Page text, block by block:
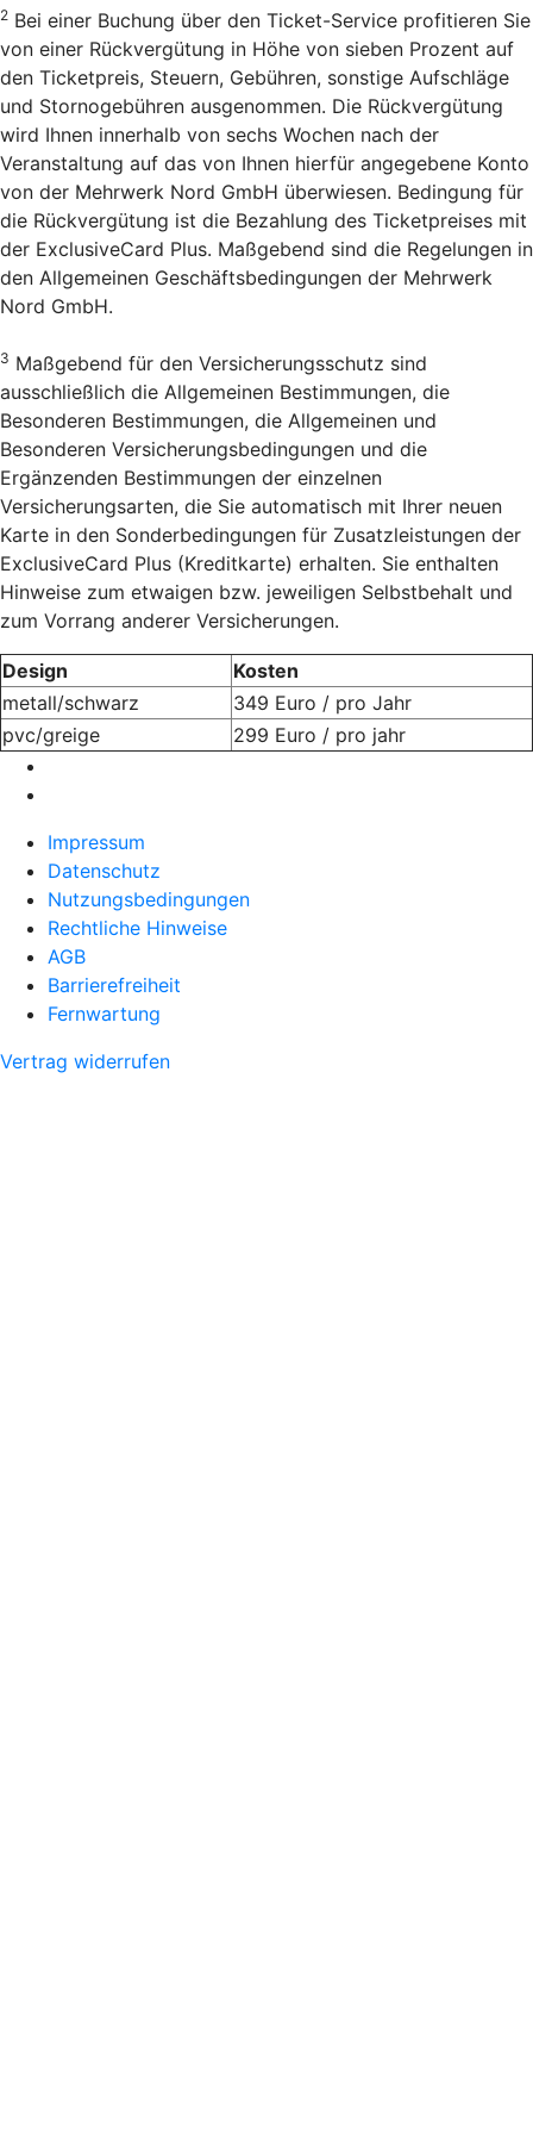
2 Bei einer Buchung über den Ticket-Service profitieren Sie
von einer Rückvergütung in Höhe von sieben Prozent auf
den Ticketpreis, Steuern, Gebühren, sonstige Aufschläge
und Stornogebühren ausgenommen. Die Rückvergütung
wird Ihnen innerhalb von sechs Wochen nach der
Veranstaltung auf das von Ihnen hierfür angegebene Konto
von der Mehrwerk Nord GmbH überwiesen. Bedingung für
die Rückvergütung ist die Bezahlung des Ticketpreises mit
der ExclusiveCard Plus. Maßgebend sind die Regelungen in
den Allgemeinen Geschäftsbedingungen der Mehrwerk
Nord GmbH.
3 Maßgebend für den Versicherungsschutz sind
ausschließlich die Allgemeinen Bestimmungen, die
Besonderen Bestimmungen, die Allgemeinen und
Besonderen Versicherungsbedingungen und die
Ergänzenden Bestimmungen der einzelnen
Versicherungsarten, die Sie automatisch mit Ihrer neuen
Karte in den Sonderbedingungen für Zusatzleistungen der
ExclusiveCard Plus (Kreditkarte) erhalten. Sie enthalten
Hinweise zum etwaigen bzw. jeweiligen Selbstbehalt und
zum Vorrang anderer Versicherungen.
Design
Kosten
metall/schwarz
349 Euro / pro Jahr
pvc/greige
299 Euro / pro jahr
Impressum
Datenschutz
Nutzungsbedingungen
Rechtliche Hinweise
AGB
Barrierefreiheit
Fernwartung
Vertrag widerrufen